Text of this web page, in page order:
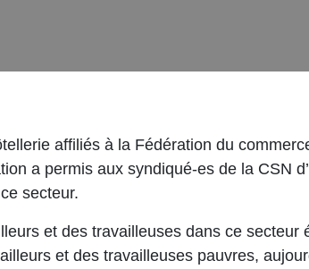
affiliés à la Fédération du
a permis aux syndiqué-es de la CSN
secteur.
et des travailleuses dans ce secteur
et des travailleuses pauvres,